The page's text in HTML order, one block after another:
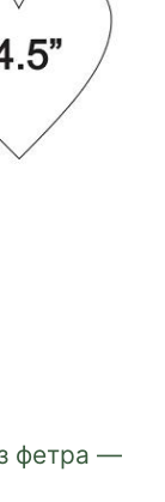
фетра —